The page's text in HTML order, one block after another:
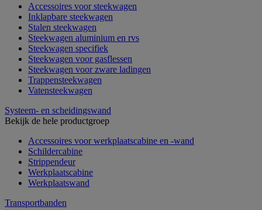
Accessoires voor steekwagen
Inklapbare steekwagen
Stalen steekwagen
Steekwagen aluminium en rvs
Steekwagen specifiek
Steekwagen voor gasflessen
Steekwagen voor zware ladingen
Trappensteekwagen
Vatensteekwagen
Systeem- en scheidingswand
Bekijk de hele productgroep
Accessoires voor werkplaatscabine en -wand
Schildercabine
Strippendeur
Werkplaatscabine
Werkplaatswand
Transportbanden